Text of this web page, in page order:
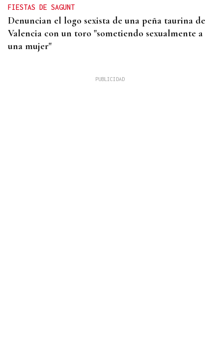
FIESTAS DE SAGUNT
Denuncian el logo sexista de una peña taurina de
Valencia con un toro "sometiendo sexualmente a
una mujer"